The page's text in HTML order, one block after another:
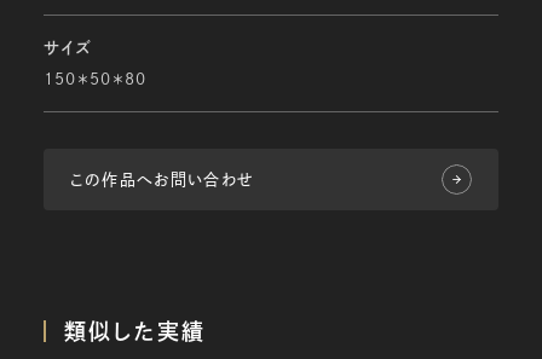
サイズ
150＊50＊80
この作品へお問い合わせ
類似した実績